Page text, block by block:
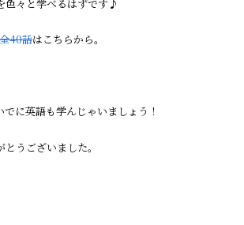
色々と学べるはずです♪
40話はこちらから。
に英語も学んじゃいましょう！
うございました。